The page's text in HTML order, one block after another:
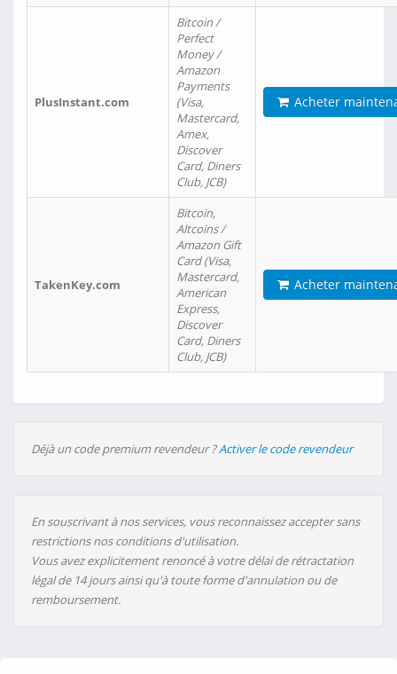
PlusInstant.com
Bitcoin /
Perfect
Money /
Amazon
Payments
(Visa,
Mastercard,
Amex,
Discover
Card, Diners
Club, JCB)
Acheter
TakenKey.com
Bitcoin,
Altcoins /
Amazon Gift
Card (Visa,
Mastercard,
American
Express,
Discover
Card, Diners
Club, JCB)
Acheter
Déjà un code premium revendeur ?Activer le code revendeur
En souscrivant à nos services, vous reconnaissez accepter sans
restrictions nos conditions d'utilisation.
Vous avez explicitement renoncé à votre délai de rétractation
légal de 14 jours ainsi qu'à toute forme d'annulation ou de
remboursement.